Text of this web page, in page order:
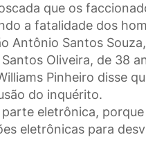
que os
a fatalidade dos
Antônio Santos
Oliveira, de 38
Pinheiro disse
do inquérito.
parte eletrônica,
eletrônicas para